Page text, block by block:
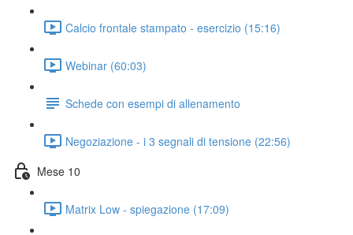
Calcio frontale stampato - esercizio (15:16)
Webinar (60:03)
Schede con esempi di allenamento
Negoziazione - i 3 segnali di tensione (22:56)
Mese 10
Matrix Low - spiegazione (17:09)